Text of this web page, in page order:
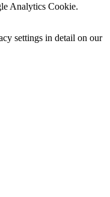
Analytics Cookie.
settings in detail on our